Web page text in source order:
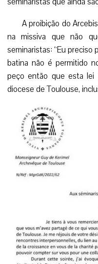
A proibição do
na missiva que não
seminaristas: “Eu
batina não é permitido
peço então que esta lei
diocese de Toulouse,